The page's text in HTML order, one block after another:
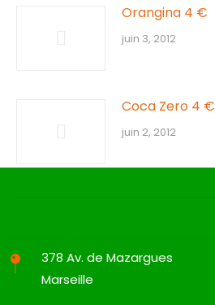
Orangina 4 €
juin 3, 2012
Coca Zero 4 €
juin 2, 2012
378 Av. de Mazargues
Marseille